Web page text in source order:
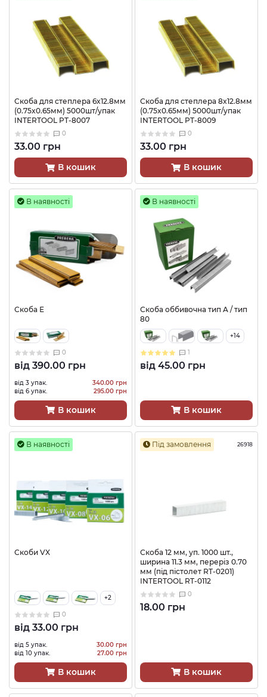
Скоба для степлера 6x12.8мм
(0.75x0.65мм) 5000шт/упак
INTERTOOL PT-8007
0
33.00 грн
В кошик
Скоба для степлера 8x12.8мм
(0.75x0.65мм) 5000шт/упак
INTERTOOL PT-8009
0
33.00 грн
В кошик
В наявності
Скоба Е
0
від 390.00 грн
від 3 упак.
340.00 грн
від 6 упак.
295.00 грн
В кошик
В наявності
Скоба оббивочна тип A / тип
80
+14
1
від 45.00 грн
В кошик
В наявності
Скоби VX
+2
0
від 33.00 грн
від 5 упак.
30.00 грн
від 10 упак.
27.00 грн
В кошик
Під замовлення 26918
Скоба 12 мм, уп. 1000 шт.,
ширина 11.3 мм, переріз 0.70
мм (під пістолет RT-0201)
INTERTOOL RT-0112
0
18.00 грн
В кошик